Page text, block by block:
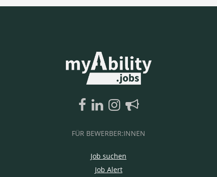
FÜR BEWERBER:INNEN
Job suchen
Job Alert